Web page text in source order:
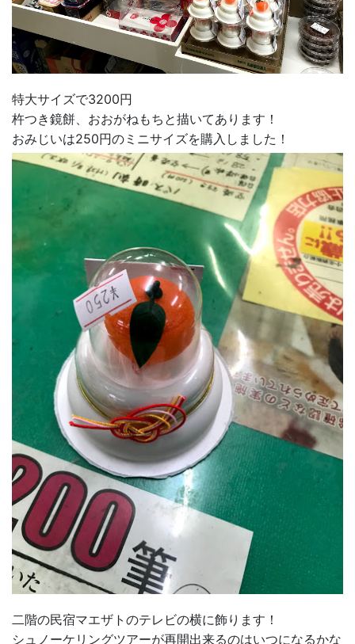
特大サイズで3200円
杵つき鏡餅、おおがねもちと描いてあります！
おみじいは250円のミニサイズを購入しました！
二階の民宿マエザトのテレビの横に飾ります！
シュノーケリングツアーが再開出来るのはいつになるかな